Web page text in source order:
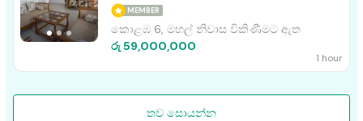
MEMBER
කොළඹ 6, මහල් නිවාස විකිණීමට ඇත
රු 59,000,000
1 hour
තව සොයන්න